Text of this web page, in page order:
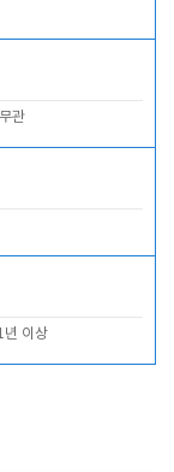
관
년 이상